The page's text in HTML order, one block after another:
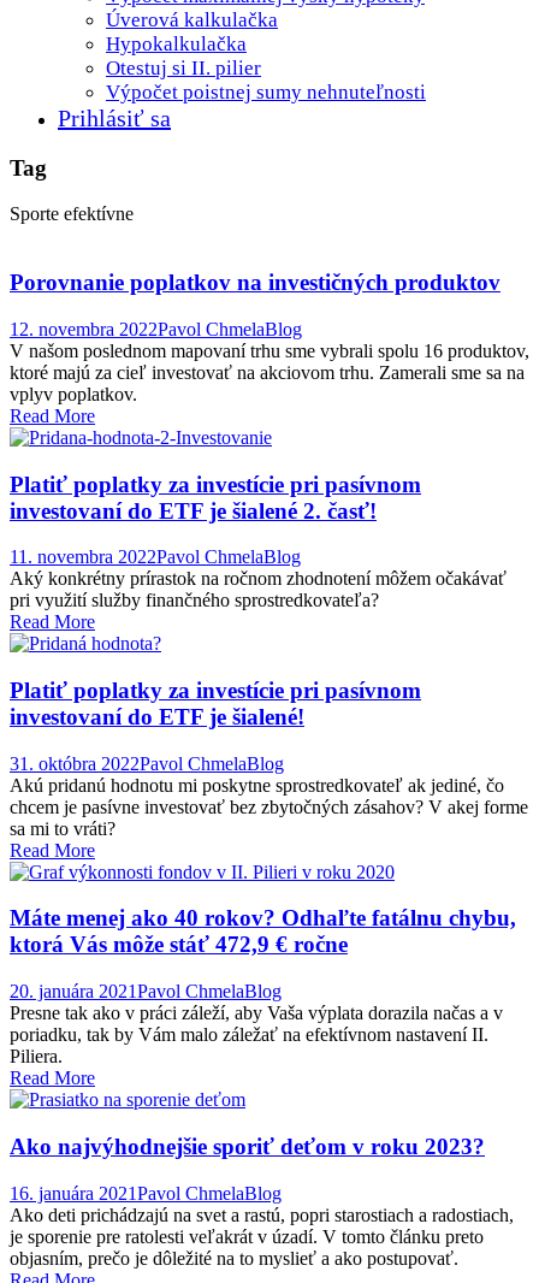
Úverová kalkulačka
Hypokalkulačka
Otestuj si II. pilier
Výpočet poistnej sumy nehnuteľnosti
Prihlásiť sa
Tag
Sporte efektívne
Porovnanie poplatkov na investičných produktov
12. novembra 2022Pavol ChmelaBlog
V našom poslednom mapovaní trhu sme vybrali spolu 16 produktov,
ktoré majú za cieľ investovať na akciovom trhu. Zamerali sme sa na
vplyv poplatkov.
Read More
Platiť poplatky za investície pri pasívnom
investovaní do ETF je šialené 2. časť!
11. novembra 2022Pavol ChmelaBlog
Aký konkrétny prírastok na ročnom zhodnotení môžem očakávať
pri využití služby finančného sprostredkovateľa?
Read More
Platiť poplatky za investície pri pasívnom
investovaní do ETF je šialené!
31. októbra 2022Pavol ChmelaBlog
Akú pridanú hodnotu mi poskytne sprostredkovateľ ak jediné, čo
chcem je pasívne investovať bez zbytočných zásahov? V akej forme
sa mi to vráti?
Read More
Máte menej ako 40 rokov? Odhaľte fatálnu chybu,
ktorá Vás môže stáť 472,9 € ročne
20. januára 2021Pavol ChmelaBlog
Presne tak ako v práci záleží, aby Vaša výplata dorazila načas a v
poriadku, tak by Vám malo záležať na efektívnom nastavení II.
Piliera.
Read More
Ako najvýhodnejšie sporiť deťom v roku 2023?
16. januára 2021Pavol ChmelaBlog
Ako deti prichádzajú na svet a rastú, popri starostiach a radostiach,
je sporenie pre ratolesti veľakrát v úzadí. V tomto článku preto
objasním, prečo je dôležité na to myslieť a ako postupovať.